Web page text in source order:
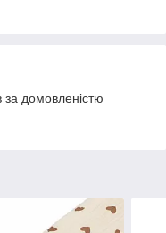
домовленістю